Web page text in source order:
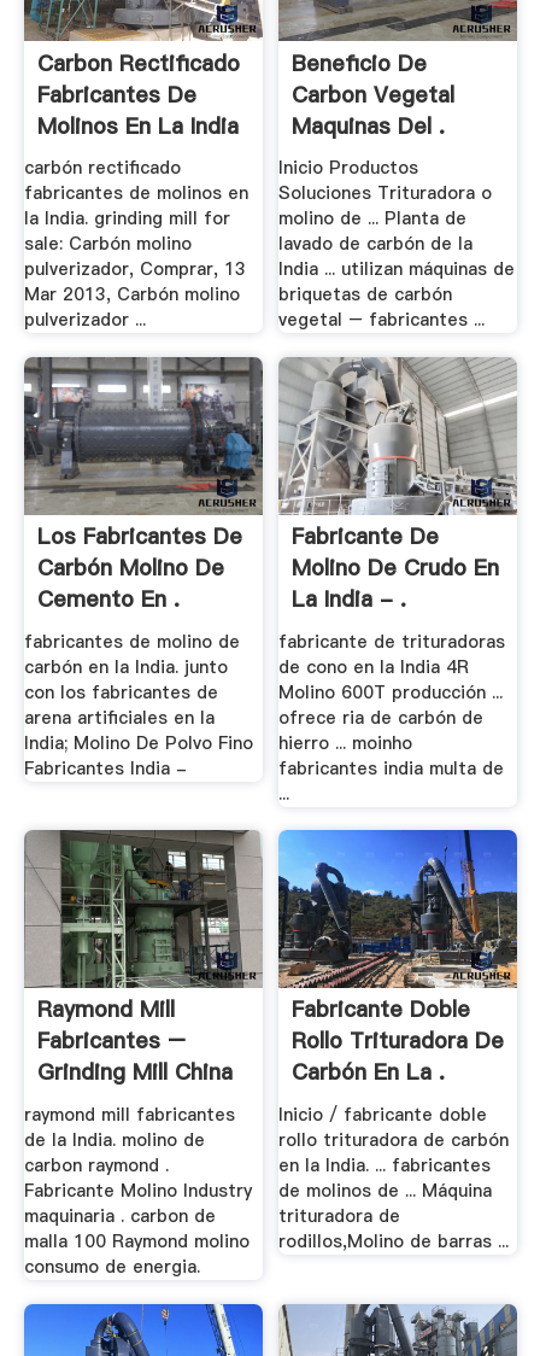
Carbon Rectificado
Fabricantes De
Molinos En La India
carbón rectificado
fabricantes de molinos en
la India. grinding mill for
sale: Carbón molino
pulverizador, Comprar, 13
Mar 2013, Carbón molino
pulverizador ...
Beneficio De
Carbon Vegetal
Maquinas Del .
Inicio Productos
Soluciones Trituradora o
molino de ... Planta de
lavado de carbón de la
India ... utilizan máquinas de
briquetas de carbón
vegetal – fabricantes ...
Los Fabricantes De
Carbón Molino De
Cemento En .
fabricantes de molino de
carbón en la India. junto
con los fabricantes de
arena artificiales en la
India; Molino De Polvo Fino
Fabricantes India -
Fabricante De
Molino De Crudo En
La India - .
fabricante de trituradoras
de cono en la India 4R
Molino 600T producción ...
ofrece ria de carbón de
hierro ... moinho
fabricantes india multa de
...
Raymond Mill
Fabricantes –
Grinding Mill China
raymond mill fabricantes
de la India. molino de
carbon raymond .
Fabricante Molino Industry
maquinaria . carbon de
malla 100 Raymond molino
consumo de energia.
Fabricante Doble
Rollo Trituradora De
Carbón En La .
Inicio / fabricante doble
rollo trituradora de carbón
en la India. ... fabricantes
de molinos de ... Máquina
trituradora de
rodillos,Molino de barras ...